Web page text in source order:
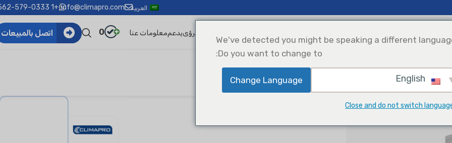
العربية info@climapro.com
|
+1 562-579-0333
الأخبار والرؤىيدعممعلومات عنا 0 اتصل بالمبيعات
تبريد
Solar Power
نظام VRF المعياري
We've detected you might be speaking a different
Do you want to change to:
Change Language
Close and do not switch